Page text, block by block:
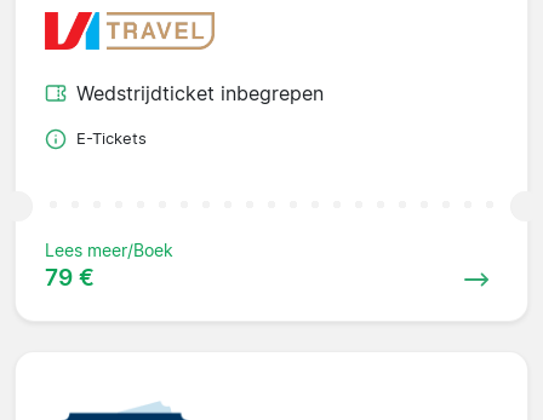
Wedstrijdticket inbegrepen
E-Tickets
Lees meer/Boek
79 €